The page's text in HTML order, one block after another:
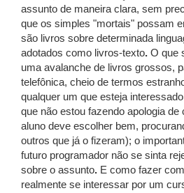
assunto de maneira clara, sem
que os simples "mortais" possam
são livros sobre determinada
adotados como livros-texto. O que
uma avalanche de livros grossos,
telefônica, cheio de termos
qualquer um que esteja
que não estou fazendo apologia
aluno deve escolher bem,
outros que já o fizeram); o
futuro programador não se sinta
sobre o assunto. E como fazer
realmente se interessar por um